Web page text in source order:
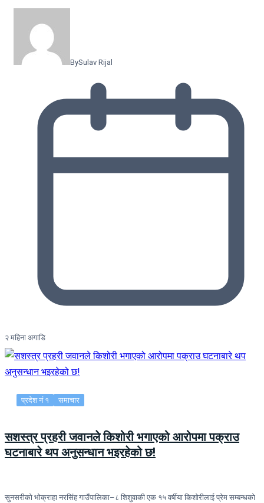
BySulav Rijal
२ महिना अगाडि
प्रदेश नं १ समाचार
सशस्त्र प्रहरी जवानले किशोरी भगाएको आरोपमा पक्राउ
घटनाबारे थप अनुसन्धान भइरहेको छ!
सुनसरीको भोक्राहा नरसिंह गाउँपालिका–८ शिशुवाकी एक १५ वर्षीया किशोरीलाई प्रेम सम्बन्धको